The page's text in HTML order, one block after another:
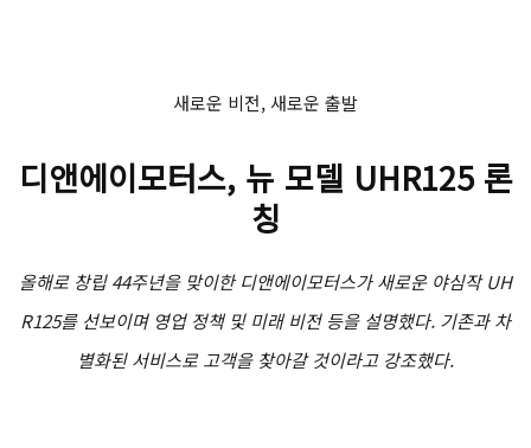
새로운 비전, 새로운 출발
디앤에이모터스, 뉴 모델 UHR125 론
칭
올해로 창립 44주년을 맞이한 디앤에이모터스가 새로운 야심작 UH
R125를 선보이며 영업 정책 및 미래 비전 등을 설명했다. 기존과 차
별화된 서비스로 고객을 찾아갈 것이라고 강조했다.